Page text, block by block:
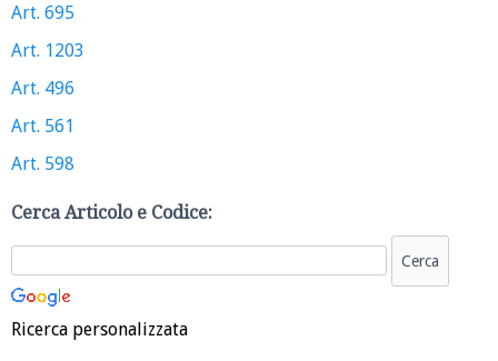
Art. 695
Art. 1203
Art. 496
Art. 561
Art. 598
Cerca Articolo e Codice:
Ricerca personalizzata